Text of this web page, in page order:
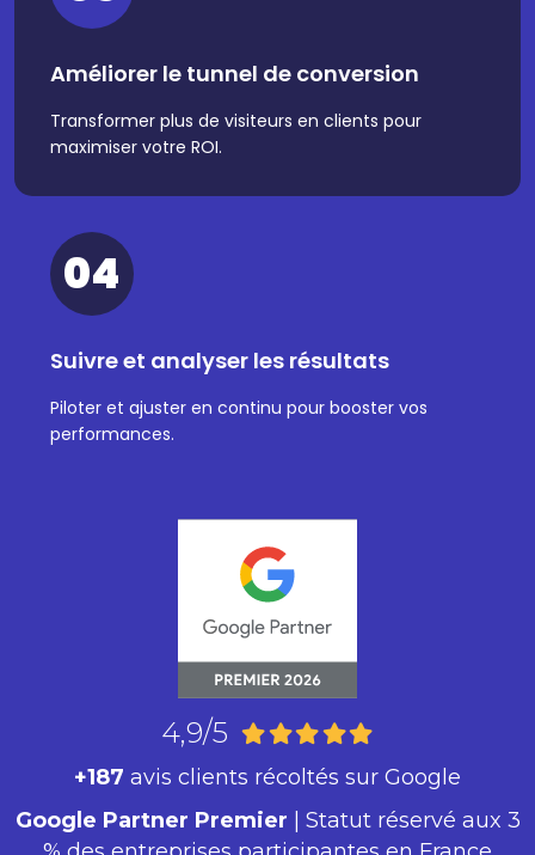
Améliorer le tunnel de conversion
Transformer plus de visiteurs en clients pour
maximiser votre ROI.
04
Suivre et analyser les résultats
Piloter et ajuster en continu pour booster vos
performances.
4,9/5
+187 avis clients récoltés sur Google
Google Partner Premier | Statut réservé aux 3